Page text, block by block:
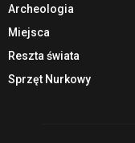
Archeologia
Miejsca
Reszta świata
Sprzęt Nurkowy